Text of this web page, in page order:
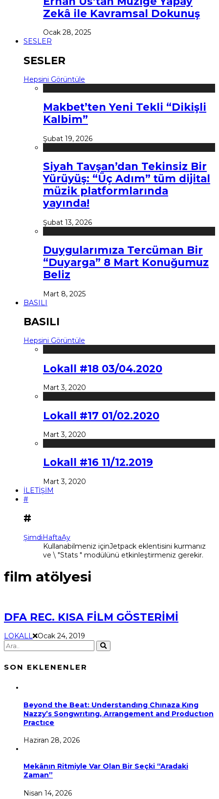
Zekâ ile Kavramsal Dokunuş
Ocak 28, 2025
SESLER
SESLER
Hepsini Görüntüle
Makbet’ten Yeni Tekli “Dikişli
Kalbim”
Şubat 19, 2026
Siyah Tavşan’dan Tekinsiz Bir
Yürüyüş: “Üç Adım” tüm dijital
müzik platformlarında
yayında!
Şubat 13, 2026
Duygularımıza Tercüman Bir
“Duyarga” 8 Mart Konuğumuz
Beliz
Mart 8, 2025
BASILI
BASILI
Hepsini Görüntüle
Lokall #18 03/04.2020
Mart 3, 2020
Lokall #17 01/02.2020
Mart 3, 2020
Lokall #16 11/12.2019
Mart 3, 2020
İLETİŞİM
#
#
ŞimdiHaftaAy
Kullanabilmeniz içinJetpack eklentisini kurmanız
ve \ "Stats " modülünü etkinleştirmeniz gerekir.
film atölyesi
DFA REC. KISA FİLM GÖSTERİMİ
LOKALL Ocak 24, 2019
SON EKLENENLER
Beyond the Beat: Understandıng Chınaza Kıng
Nazzy’s Songwrıtıng, Arrangement and Productıon
Practıce
Haziran 28, 2026
Mekânın Ritmiyle Var Olan Bir Seçki “Aradaki
Zaman”
Nisan 14, 2026